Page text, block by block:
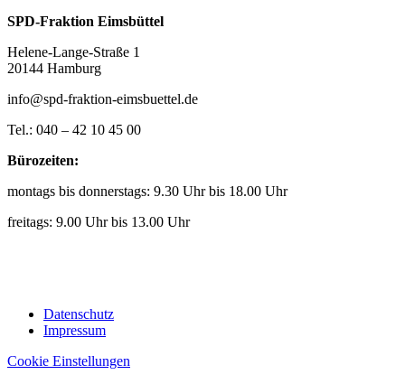
SPD-Fraktion Eimsbüttel
Helene-Lange-Straße 1
20144 Hamburg
info@spd-fraktion-eimsbuettel.de
Tel.: 040 – 42 10 45 00
Bürozeiten:
montags bis donnerstags: 9.30 Uhr bis 18.00 Uhr
freitags: 9.00 Uhr bis 13.00 Uhr
Datenschutz
Impressum
Cookie Einstellungen